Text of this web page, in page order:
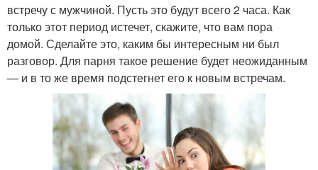
встречу с мужчиной. Пусть это будут всего 2 часа. Как
только этот период истечет, скажите, что вам пора
домой. Сделайте это, каким бы интересным ни был
разговор. Для парня такое решение будет неожиданным
— и в то же время подстегнет его к новым встречам.